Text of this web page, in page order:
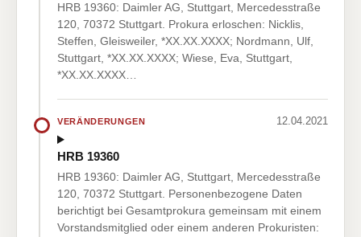
HRB 19360: Daimler AG, Stuttgart, Mercedesstraße
120, 70372 Stuttgart. Prokura erloschen: Nicklis,
Steffen, Gleisweiler, *XX.XX.XXXX; Nordmann, Ulf,
Stuttgart, *XX.XX.XXXX; Wiese, Eva, Stuttgart,
*XX.XX.XXXX…
VERÄNDERUNGEN 12.04.2021
HRB 19360
HRB 19360: Daimler AG, Stuttgart, Mercedesstraße
120, 70372 Stuttgart. Personenbezogene Daten
berichtigt bei Gesamtprokura gemeinsam mit einem
Vorstandsmitglied oder einem anderen Prokuristen: